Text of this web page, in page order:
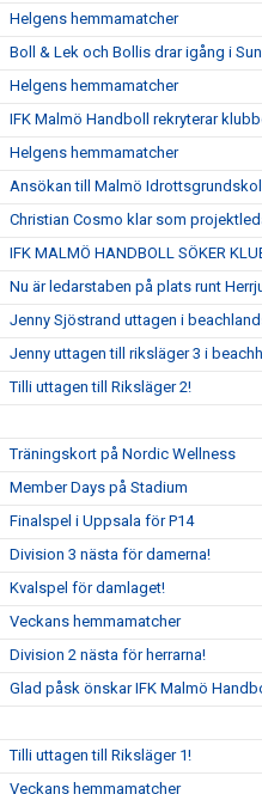
Helgens hemmamatcher
Boll & Lek och Bollis drar igång i
Helgens hemmamatcher
IFK Malmö Handboll rekryterar
Helgens hemmamatcher
Ansökan till Malmö
Christian Cosmo klar som
IFK MALMÖ HANDBOLL SÖKER
Nu är ledarstaben på plats runt
Jenny Sjöstrand uttagen i
Jenny uttagen till riksläger 3 i
Tilli uttagen till Riksläger 2!
Träningskort på Nordic Wellness
Member Days på Stadium
Finalspel i Uppsala för P14
Division 3 nästa för damerna!
Kvalspel för damlaget!
Veckans hemmamatcher
Division 2 nästa för herrarna!
Glad påsk önskar IFK Malmö
Tilli uttagen till Riksläger 1!
Veckans hemmamatcher